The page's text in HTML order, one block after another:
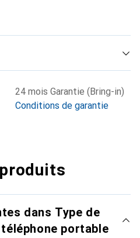
24 mois Garantie (Bring-in)
Conditions de garantie
dans Type de
portable